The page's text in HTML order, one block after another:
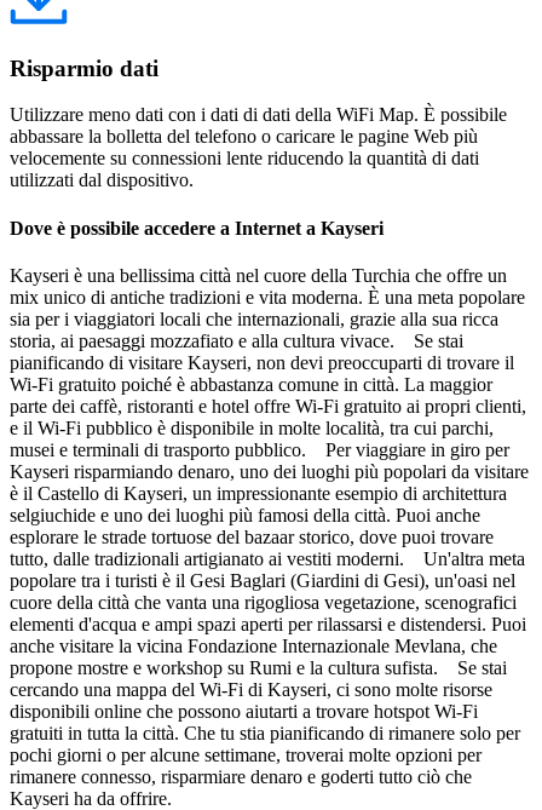
Risparmio dati
Utilizzare meno dati con i dati di dati della WiFi Map. È possibile
abbassare la bolletta del telefono o caricare le pagine Web più
velocemente su connessioni lente riducendo la quantità di dati
utilizzati dal dispositivo.
Dove è possibile accedere a Internet a Kayseri
Kayseri è una bellissima città nel cuore della Turchia che offre un
mix unico di antiche tradizioni e vita moderna. È una meta popolare
sia per i viaggiatori locali che internazionali, grazie alla sua ricca
storia, ai paesaggi mozzafiato e alla cultura vivace. Se stai
pianificando di visitare Kayseri, non devi preoccuparti di trovare il
Wi-Fi gratuito poiché è abbastanza comune in città. La maggior
parte dei caffè, ristoranti e hotel offre Wi-Fi gratuito ai propri clienti,
e il Wi-Fi pubblico è disponibile in molte località, tra cui parchi,
musei e terminali di trasporto pubblico. Per viaggiare in giro per
Kayseri risparmiando denaro, uno dei luoghi più popolari da visitare
è il Castello di Kayseri, un impressionante esempio di architettura
selgiuchide e uno dei luoghi più famosi della città. Puoi anche
esplorare le strade tortuose del bazaar storico, dove puoi trovare
tutto, dalle tradizionali artigianato ai vestiti moderni. Un'altra meta
popolare tra i turisti è il Gesi Baglari (Giardini di Gesi), un'oasi nel
cuore della città che vanta una rigogliosa vegetazione, scenografici
elementi d'acqua e ampi spazi aperti per rilassarsi e distendersi. Puoi
anche visitare la vicina Fondazione Internazionale Mevlana, che
propone mostre e workshop su Rumi e la cultura sufista. Se stai
cercando una mappa del Wi-Fi di Kayseri, ci sono molte risorse
disponibili online che possono aiutarti a trovare hotspot Wi-Fi
gratuiti in tutta la città. Che tu stia pianificando di rimanere solo per
pochi giorni o per alcune settimane, troverai molte opzioni per
rimanere connesso, risparmiare denaro e goderti tutto ciò che
Kayseri ha da offrire.